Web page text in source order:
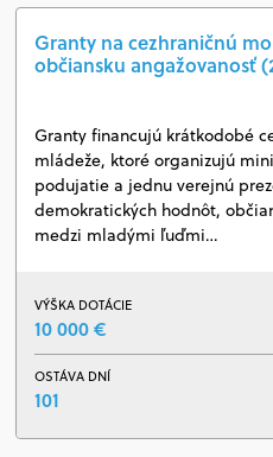
Granty na cezhraničnú
občiansku angažovanosť
Granty financujú krátkodobé
mládeže, ktoré organizujú
podujatie a jednu verejnú
demokratických hodnôt,
medzi mladými ľuďmi…
VÝŠKA DOTÁCIE
10 000 €
OSTÁVA DNÍ
101